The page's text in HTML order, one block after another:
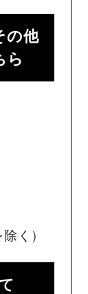
の他
ら
く）